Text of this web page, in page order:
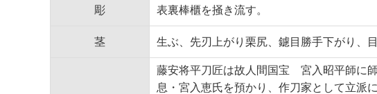
彫 表裏棒櫃を掻き流す。
茎 生ぶ、先刃上がり栗尻、鑢目勝手下がり、
藤安将平刀匠は故人間国宝 宮入昭平師に
息・宮入恵氏を預かり、作刀家として立派